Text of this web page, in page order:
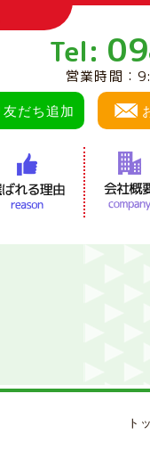
Tel:
営業時間：
友だち追加
ト